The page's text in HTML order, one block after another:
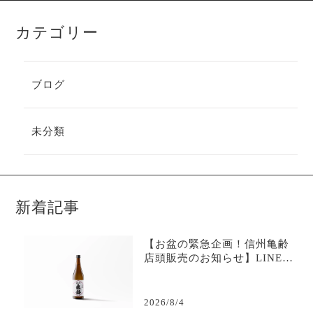
カテゴリー
ブログ
未分類
新着記事
【お盆の緊急企画！信州亀齢
店頭販売のお知らせ】LINE限
2026/8/4